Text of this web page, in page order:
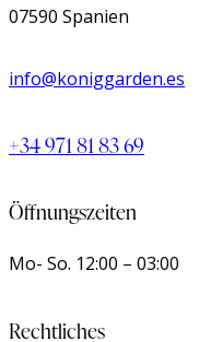
07590 Spanien
info@koniggarden.es
+34 971 81 83 69
Öffnungszeiten
Mo- So. 12:00 – 03:00
Rechtliches